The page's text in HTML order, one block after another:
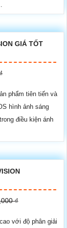
GIÁ TỐT
phẩm tiên tiến và
hình ảnh sáng
điều kiện ánh
₫
với độ phân giải